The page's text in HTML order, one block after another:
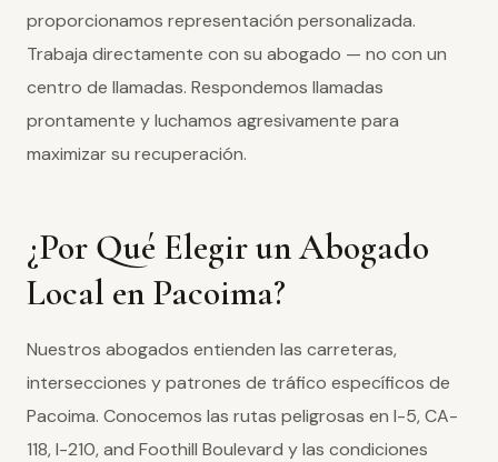
proporcionamos representación personalizada.
Trabaja directamente con su abogado — no con un
centro de llamadas. Respondemos llamadas
prontamente y luchamos agresivamente para
maximizar su recuperación.
¿Por Qué Elegir un Abogado
Local en Pacoima?
Nuestros abogados entienden las carreteras,
intersecciones y patrones de tráfico específicos de
Pacoima. Conocemos las rutas peligrosas en I-5, CA-
118, I-210, and Foothill Boulevard y las condiciones